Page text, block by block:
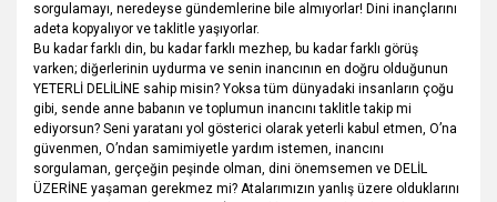
sorgulamayı, neredeyse gündemlerine bile almıyorlar! Dini inançlarını
adeta kopyalıyor ve taklitle yaşıyorlar.
Bu kadar farklı din, bu kadar farklı mezhep, bu kadar farklı görüş
varken; diğerlerinin uydurma ve senin inancının en doğru olduğunun
YETERLİ DELİLİNE sahip misin? Yoksa tüm dünyadaki insanların çoğu
gibi, sende anne babanın ve toplumun inancını taklitle takip mi
ediyorsun? Seni yaratanı yol gösterici olarak yeterli kabul etmen, O’na
güvenmen, O’ndan samimiyetle yardım istemen, inancını
sorgulaman, gerçeğin peşinde olman, dini önemsemen ve DELİL
ÜZERİNE yaşaman gerekmez mi? Atalarımızın yanlış üzere olduklarını